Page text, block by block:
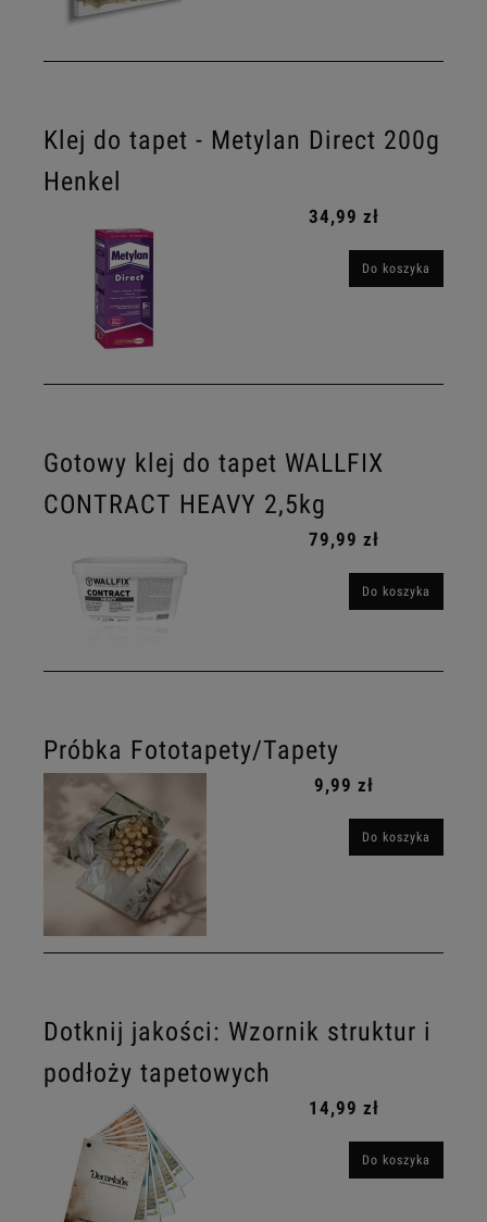
Klej do tapet - Metylan Direct 200g
Henkel
34,99 zł
Do koszyka
Gotowy klej do tapet WALLFIX
CONTRACT HEAVY 2,5kg
79,99 zł
Do koszyka
Próbka Fototapety/Tapety
9,99 zł
Do koszyka
Dotknij jakości: Wzornik struktur i
podłoży tapetowych
14,99 zł
Do koszyka